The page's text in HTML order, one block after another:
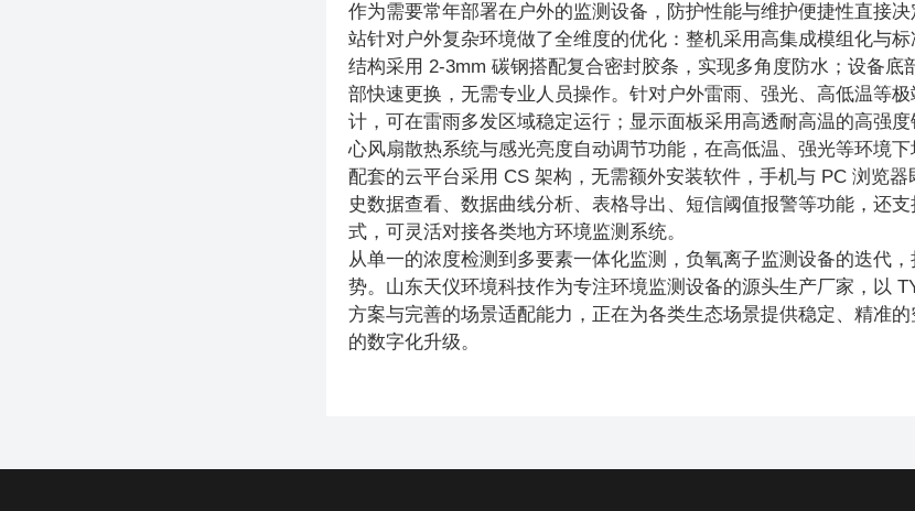
作为需要常年部署在户外的监测设备，防护性能与维护便捷性直接
站针对户外复杂环境做了全维度的优化：整机采用高集成模组化与
结构采用 2-3mm 碳钢搭配复合密封胶条，实现多角度防水；设备
部快速更换，无需专业人员操作。针对户外雷雨、强光、高低温等
计，可在雷雨多发区域稳定运行；显示面板采用高透耐高温的高强
心风扇散热系统与感光亮度自动调节功能，在高低温、强光等环境
配套的云平台采用 CS 架构，无需额外安装软件，手机与 PC 浏览
史数据查看、数据曲线分析、表格导出、短信阈值报警等功能，还
式，可灵活对接各类地方环境监测系统。
从单一的浓度检测到多要素一体化监测，负氧离子监测设备的迭代
势。山东天仪环境科技作为专注环境监测设备的源头生产厂家，以
方案与完善的场景适配能力，正在为各类生态场景提供稳定、精准
的数字化升级。